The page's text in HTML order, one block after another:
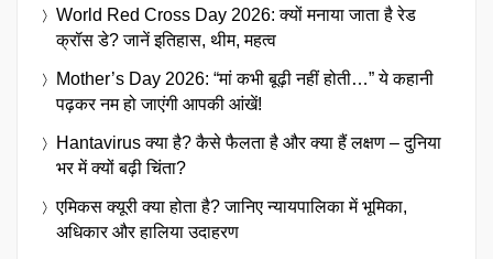
World Red Cross Day 2026: क्यों मनाया जाता है रेड
क्रॉस डे? जानें इतिहास, थीम, महत्व
Mother’s Day 2026: “मां कभी बूढ़ी नहीं होती…” ये कहानी
पढ़कर नम हो जाएंगी आपकी आंखें!
Hantavirus क्या है? कैसे फैलता है और क्या हैं लक्षण – दुनिया
भर में क्यों बढ़ी चिंता?
एमिकस क्यूरी क्या होता है? जानिए न्यायपालिका में भूमिका,
अधिकार और हालिया उदाहरण